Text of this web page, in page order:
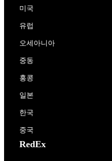
미국
유럽
오세아니아
중동
홍콩
일본
한국
중국
RedEx